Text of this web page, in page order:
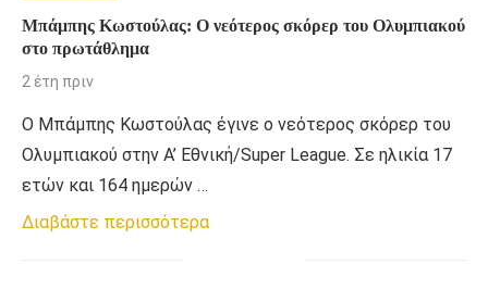
Μπάμπης Κωστούλας: Ο νεότερος σκόρερ του Ολυμπιακού
στο πρωτάθλημα
2 έτη πριν
Ο Μπάμπης Κωστούλας έγινε ο νεότερος σκόρερ του
Ολυμπιακού στην Α’ Εθνική/Super League. Σε ηλικία 17
ετών και 164 ημερών …
Διαβάστε περισσότερα